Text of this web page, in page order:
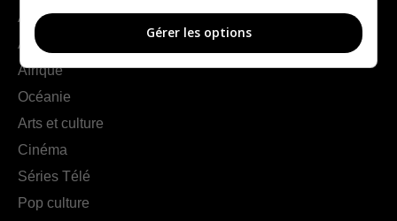
Amériques
Asie
Afrique
Océanie
Arts et culture
Cinéma
Séries Télé
Pop culture
Gérer les options